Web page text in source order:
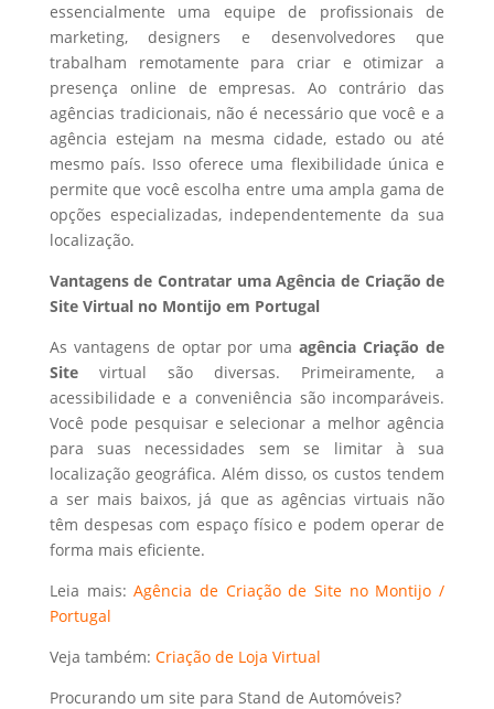
essencialmente uma equipe de profissionais de
marketing, designers e desenvolvedores que
trabalham remotamente para criar e otimizar a
presença online de empresas. Ao contrário das
agências tradicionais, não é necessário que você e a
agência estejam na mesma cidade, estado ou até
mesmo país. Isso oferece uma flexibilidade única e
permite que você escolha entre uma ampla gama de
opções especializadas, independentemente da sua
localização.
Vantagens de Contratar uma Agência de Criação de
Site Virtual no Montijo em Portugal
As vantagens de optar por umaagência Criação de
Sitevirtual são diversas. Primeiramente, a
acessibilidade e a conveniência são incomparáveis.
Você pode pesquisar e selecionar a melhor agência
para suas necessidades sem se limitar à sua
localização geográfica. Além disso, os custos tendem
a ser mais baixos, já que as agências virtuais não
têm despesas com espaço físico e podem operar de
forma mais eficiente.
Leia mais:Agência de Criação de Site no Montijo /
Portugal
Veja também: Criação de Loja Virtual
Procurando um site para Stand de Automóveis?